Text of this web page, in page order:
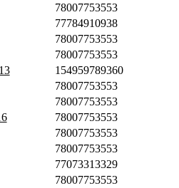
78007753553
77784910938
78007753553
78007753553
154959789360
78007753553
78007753553
78007753553
78007753553
78007753553
77073313329
78007753553